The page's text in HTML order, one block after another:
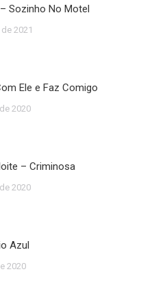
Sozinho No Motel
2021
Ele e Faz Comigo
2020
– Criminosa
2020
Azul
2020